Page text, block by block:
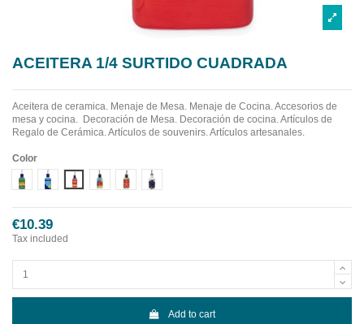
ACEITERA 1/4 SURTIDO CUADRADA
Aceitera de ceramica. Menaje de Mesa. Menaje de Cocina. Accesorios de
mesa y cocina. Decoración de Mesa. Decoración de cocina. Artículos de
Regalo de Cerámica. Artículos de souvenirs. Artículos artesanales.
Color
Diseño 1Diseño 2Diseño 3Diseño 4Diseño 5Diseño 6
€10.39
Tax included
Add to cart